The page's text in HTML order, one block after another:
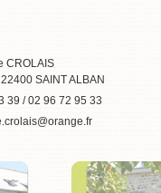
CROLAIS
SAINT ALBAN
39 / 02 96 72 95 33